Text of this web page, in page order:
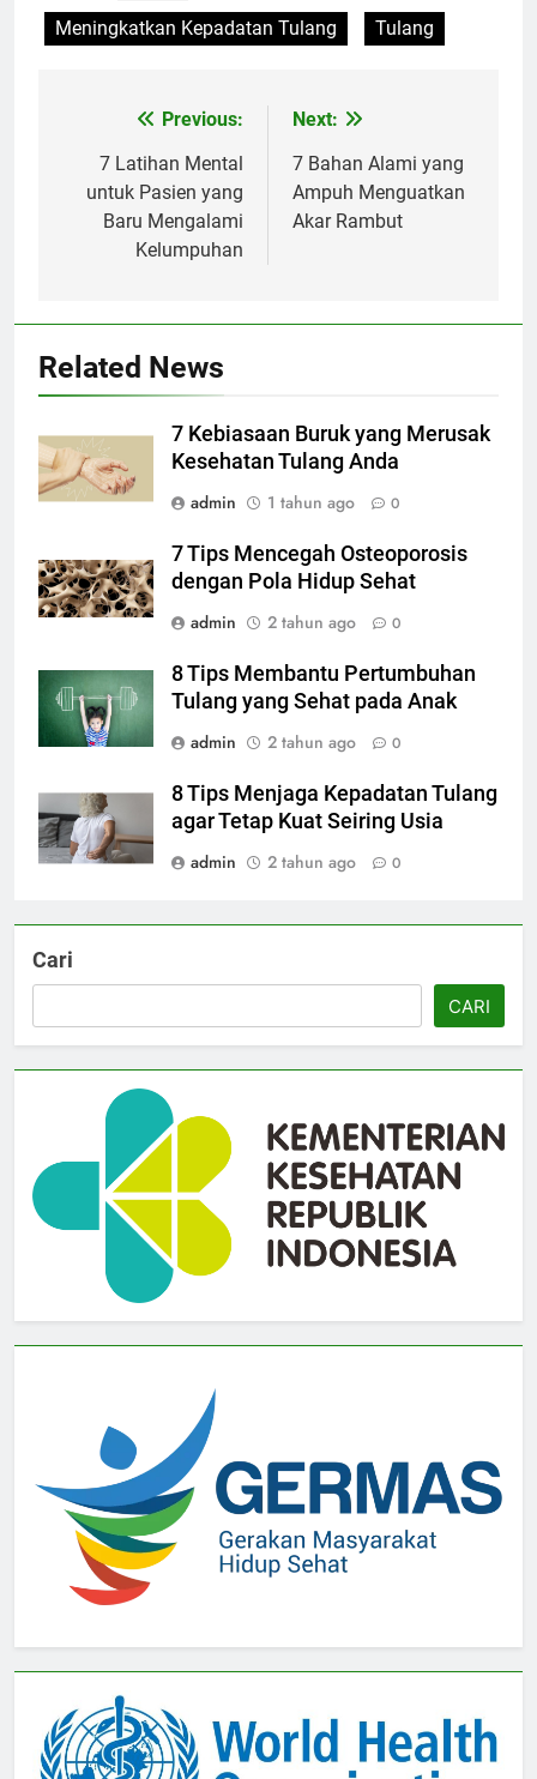
Meningkatkan Kepadatan Tulang
Tulang
Navigasi
pos
Previous:
7 Latihan Mental
untuk Pasien yang
Baru Mengalami
Kelumpuhan
Next:
7 Bahan Alami yang
Ampuh Menguatkan
Akar Rambut
Related News
7 Kebiasaan Buruk yang Merusak
Kesehatan Tulang Anda
admin
1 tahun ago 0
7 Tips Mencegah Osteoporosis
dengan Pola Hidup Sehat
admin
2 tahun ago 0
8 Tips Membantu Pertumbuhan
Tulang yang Sehat pada Anak
admin
2 tahun ago 0
8 Tips Menjaga Kepadatan Tulang
agar Tetap Kuat Seiring Usia
admin
2 tahun ago 0
Cari
CARI